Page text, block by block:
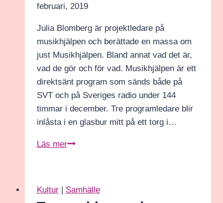
februari, 2019
Julia Blomberg är projektledare på
musikhjälpen och berättade en massa om
just Musikhjälpen. Bland annat vad det är,
vad de gör och för vad. Musikhjälpen är ett
direktsänt program som sänds både på
SVT och på Sveriges radio under 144
timmar i december. Tre programledare blir
inlåsta i en glasbur mitt på ett torg i…
Läs merEn
Kultur| Samhälle